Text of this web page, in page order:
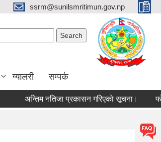
ssrm@sunilsmritimun.gov.np
ग्यालरी सम्पर्क
अन्तिम नतिजा प्रकासन गरिएकाे सूचना।